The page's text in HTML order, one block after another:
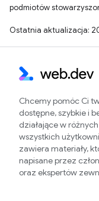
podmiotów
Ostatnia aktualizacja:
Chcemy pomóc Ci
dostępne, szybkie i
działające w
wszystkich
zawiera materiały,
napisane przez
oraz ekspertów